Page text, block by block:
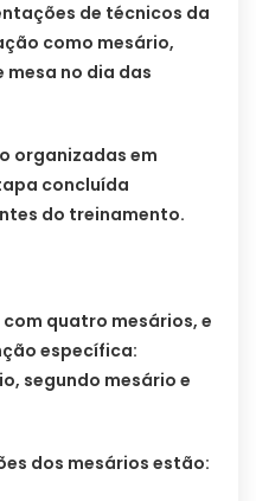
de técnicos da
como mesário,
no dia das
organizadas em
concluída
do treinamento.
quatro mesários, e
específica:
segundo mesário e
dos mesários estão: